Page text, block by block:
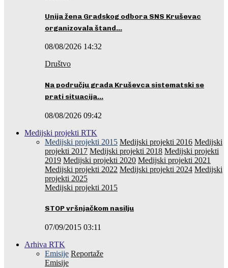
Unija žena Gradskog odbora SNS Kruševac
organizovala štand…
08/08/2026 14:32
Društvo
Na području grada Kruševca sistematski se
prati situacija…
08/08/2026 09:42
Medijski projekti RTK
Medijski projekti 2015 Medijski projekti 2016 Medijski
projekti 2017 Medijski projekti 2018 Medijski projekti
2019 Medijski projekti 2020 Medijski projekti 2021
Medijski projekti 2022 Medijski projekti 2024 Medijski
projekti 2025
Medijski projekti 2015
STOP vršnjačkom nasilju
07/09/2015 03:11
Arhiva RTK
Emisije Reportaže
Emisije